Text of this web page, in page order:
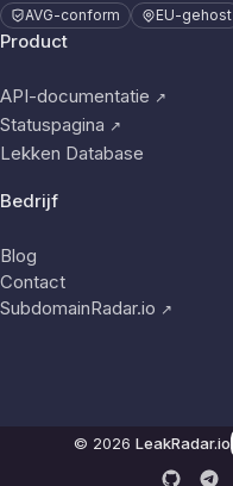
AVG-conform EU-gehost
Product
API-documentatie ↗
Statuspagina ↗
Lekken Database
Bedrijf
Blog
Contact
SubdomainRadar.io ↗
© 2026 LeakRadar.io